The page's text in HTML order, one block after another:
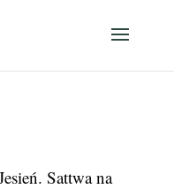
Sattwa na